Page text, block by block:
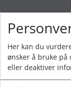
Forside / Produkter/
6922EH Gold
Her kan du
ønsker å bruke på
eller deaktiver